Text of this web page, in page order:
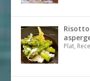
Plat,